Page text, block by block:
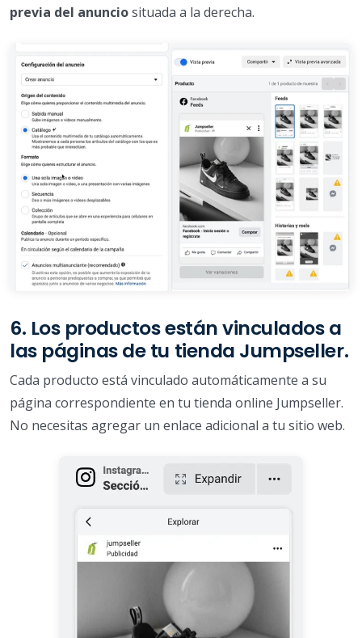
previa del anunciosituada a la derecha.
6. Los productos están vinculados a
las páginas de tu tienda Jumpseller.
Cada producto está vinculado automáticamente a su
página correspondiente en tu tienda online Jumpseller.
No necesitas agregar un enlace adicional a tu sitio web.